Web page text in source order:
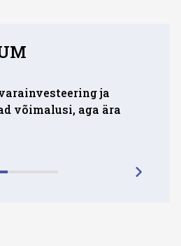
ja
võimalusi, aga ära